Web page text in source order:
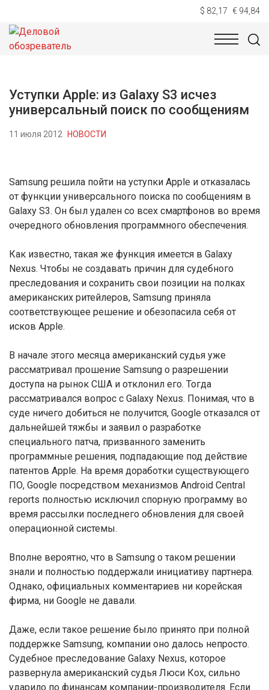
$ 82,17 € 94,84
НОВОСТИ
Уступки Apple: из Galaxy S3 исчез
универсальный поиск по сообщениям
11 июля 2012 НОВОСТИ
Samsung решила пойти на уступки Apple и отказалась
от функции универсального поиска по сообщениям в
Galaxy S3. Он был удален со всех смартфонов во время
очередного обновления программного обеспечения.
Как известно, такая же функция имеется в Galaxy
Nexus. Чтобы не создавать причин для судебного
преследования и сохранить свои позиции на полках
американских ритейлеров, Samsung приняла
соответствующее решение и обезопасила себя от
исков Apple.
В начале этого месяца американский судья уже
рассматривал прошение Samsung о разрешении
доступа на рынок США и отклонил его. Тогда
рассматривался вопрос с Galaxy Nexus. Понимая, что в
суде ничего добиться не получится, Google отказался от
дальнейшей тяжбы и заявил о разработке
специального патча, призванного заменить
программные решения, подпадающие под действие
патентов Apple. На время доработки существующего
ПО, Google посредством механизмов Android Central
reports полностью исключил спорную программу во
время рассылки последнего обновления для своей
операционной системы.
Вполне вероятно, что в Samsung о таком решении
знали и полностью поддержали инициативу партнера.
Однако, официальных комментариев ни корейская
фирма, ни Google не давали.
Даже, если такое решение было принято при полной
поддержке Samsung, компании оно далось непросто.
Судебное преследование Galaxy Nexus, которое
развернула американский судья Люси Кох, сильно
ударило по финансам компании-производителя. Если